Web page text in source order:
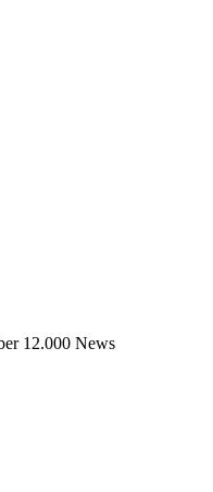
12.000 News